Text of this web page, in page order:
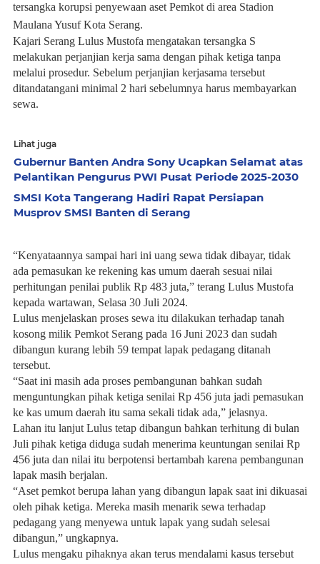
tersangka korupsi penyewaan aset Pemkot di area Stadion
Maulana Yusuf Kota Serang.
Kajari Serang Lulus Mustofa mengatakan tersangka S
melakukan perjanjian kerja sama dengan pihak ketiga tanpa
melalui prosedur. Sebelum perjanjian kerjasama tersebut
ditandatangani minimal 2 hari sebelumnya harus membayarkan
sewa.
Lihat juga
Gubernur Banten Andra Sony Ucapkan Selamat atas
Pelantikan Pengurus PWI Pusat Periode 2025-2030
SMSI Kota Tangerang Hadiri Rapat Persiapan
Musprov SMSI Banten di Serang
“Kenyataannya sampai hari ini uang sewa tidak dibayar, tidak
ada pemasukan ke rekening kas umum daerah sesuai nilai
perhitungan penilai publik Rp 483 juta,” terang Lulus Mustofa
kepada wartawan, Selasa 30 Juli 2024.
Lulus menjelaskan proses sewa itu dilakukan terhadap tanah
kosong milik Pemkot Serang pada 16 Juni 2023 dan sudah
dibangun kurang lebih 59 tempat lapak pedagang ditanah
tersebut.
“Saat ini masih ada proses pembangunan bahkan sudah
menguntungkan pihak ketiga senilai Rp 456 juta jadi pemasukan
ke kas umum daerah itu sama sekali tidak ada,” jelasnya.
Lahan itu lanjut Lulus tetap dibangun bahkan terhitung di bulan
Juli pihak ketiga diduga sudah menerima keuntungan senilai Rp
456 juta dan nilai itu berpotensi bertambah karena pembangunan
lapak masih berjalan.
“Aset pemkot berupa lahan yang dibangun lapak saat ini dikuasai
oleh pihak ketiga. Mereka masih menarik sewa terhadap
pedagang yang menyewa untuk lapak yang sudah selesai
dibangun,” ungkapnya.
Lulus mengaku pihaknya akan terus mendalami kasus tersebut